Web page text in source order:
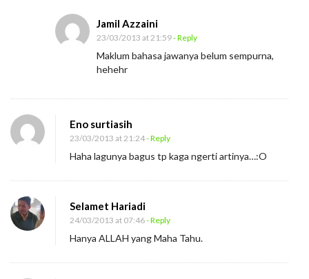
Jamil Azzaini
23/03/2013 at 21:59- Reply
Maklum bahasa jawanya belum sempurna,
hehehr
Eno surtiasih
23/03/2013 at 21:24- Reply
Haha lagunya bagus tp kaga ngerti artinya…:O
Selamet Hariadi
24/03/2013 at 07:46- Reply
Hanya ALLAH yang Maha Tahu.